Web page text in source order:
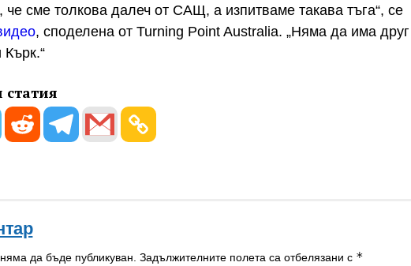
че сме толкова далеч от САЩ, а изпитваме такава тъга“, се
, споделена от Turning Point Australia. „Няма да има друг
Кърк.“
статия
да бъде публикуван. Задължителните полета са отбелязани с *